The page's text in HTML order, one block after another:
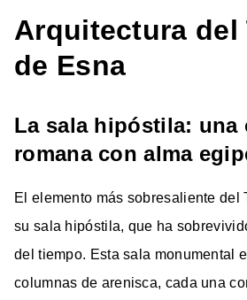
Arquitectura del
de Esna
La sala hipóstila: una
romana con alma
El elemento más sobresaliente del
su sala hipóstila, que ha
del tiempo. Esta sala monumental
columnas de arenisca, cada una